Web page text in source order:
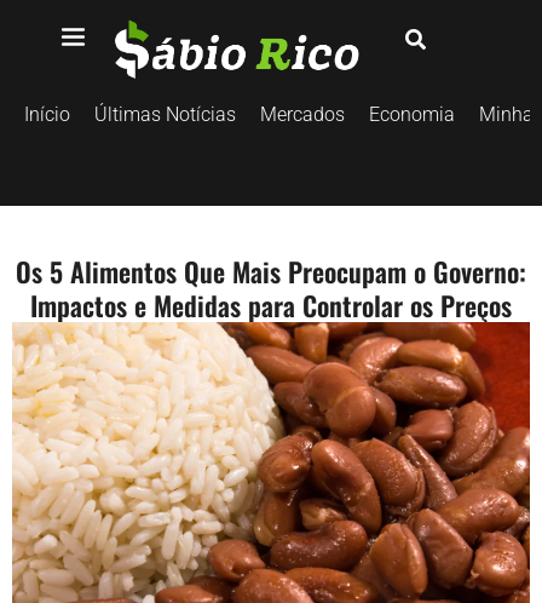
Início Últimas Notícias Mercados Economia
Os 5 Alimentos Que Mais Preocupam o Governo:
Impactos e Medidas para Controlar os Preços